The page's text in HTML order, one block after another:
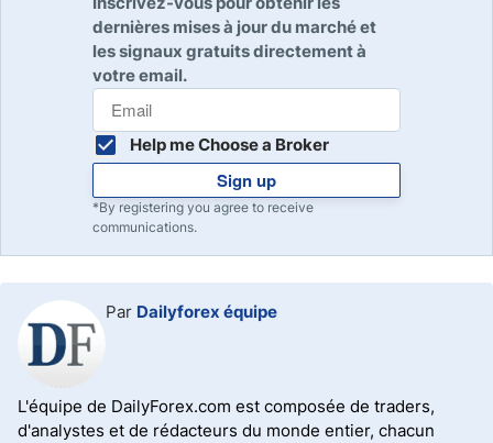
dernières mises à jour du marché et
les signaux gratuits directement à
votre email.
Help me Choose a Broker
Sign up
*By registering you agree to receive
communications.
Par Dailyforex équipe
L'équipe de DailyForex.com est composée de traders,
d'analystes et de rédacteurs du monde entier, chacun